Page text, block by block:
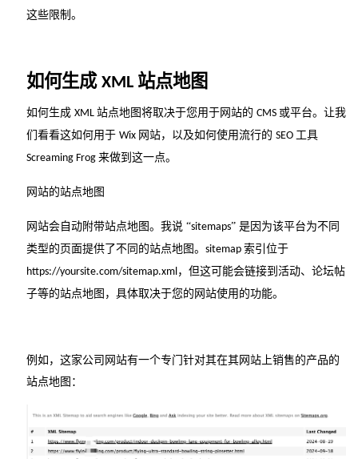
这些限制。
如何生成 XML 站点地图
如何生成 XML 站点地图将取决于您用于网站的 CMS 或平台。让我
们看看这如何用于 Wix 网站，以及如何使用流行的 SEO 工具
Screaming Frog 来做到这一点。
网站的站点地图
网站会自动附带站点地图。我说 “sitemaps” 是因为该平台为不同
类型的页面提供了不同的站点地图。 sitemap 索引位于
https://yoursite.com/sitemap.xml ，但这可能会链接到活动、论坛帖
子等的站点地图，具体取决于您的网站使用的功能。
例如，这家公司网站有一个专门针对其在其网站上销售的产品的
站点地图：